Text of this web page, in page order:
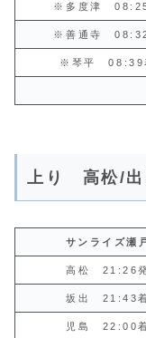
※多度津
※善通寺
※琴平 08:39
上り 高松/
サンライズ瀬
高松 21:26
坂出 21:43
児島 22:00